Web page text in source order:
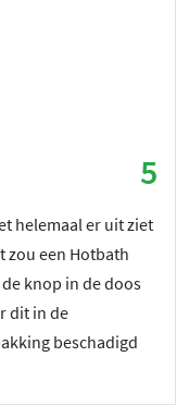
5
helemaal er uit ziet
zou een Hotbath
knop in de doos
dit in de
beschadigd